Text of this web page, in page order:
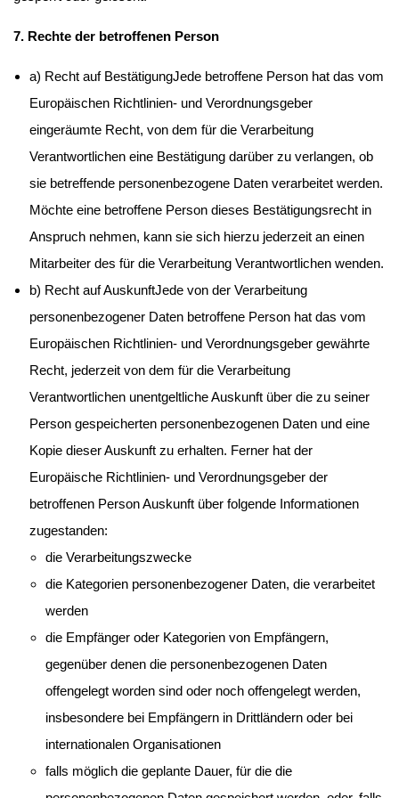
7. Rechte der betroffenen Person
a) Recht auf BestätigungJede betroffene Person hat das vom
Europäischen Richtlinien- und Verordnungsgeber
eingeräumte Recht, von dem für die Verarbeitung
Verantwortlichen eine Bestätigung darüber zu verlangen, ob
sie betreffende personenbezogene Daten verarbeitet werden.
Möchte eine betroffene Person dieses Bestätigungsrecht in
Anspruch nehmen, kann sie sich hierzu jederzeit an einen
Mitarbeiter des für die Verarbeitung Verantwortlichen wenden.
b) Recht auf AuskunftJede von der Verarbeitung
personenbezogener Daten betroffene Person hat das vom
Europäischen Richtlinien- und Verordnungsgeber gewährte
Recht, jederzeit von dem für die Verarbeitung
Verantwortlichen unentgeltliche Auskunft über die zu seiner
Person gespeicherten personenbezogenen Daten und eine
Kopie dieser Auskunft zu erhalten. Ferner hat der
Europäische Richtlinien- und Verordnungsgeber der
betroffenen Person Auskunft über folgende Informationen
zugestanden:
die Verarbeitungszwecke
die Kategorien personenbezogener Daten, die verarbeitet
werden
die Empfänger oder Kategorien von Empfängern,
gegenüber denen die personenbezogenen Daten
offengelegt worden sind oder noch offengelegt werden,
insbesondere bei Empfängern in Drittländern oder bei
internationalen Organisationen
falls möglich die geplante Dauer, für die die